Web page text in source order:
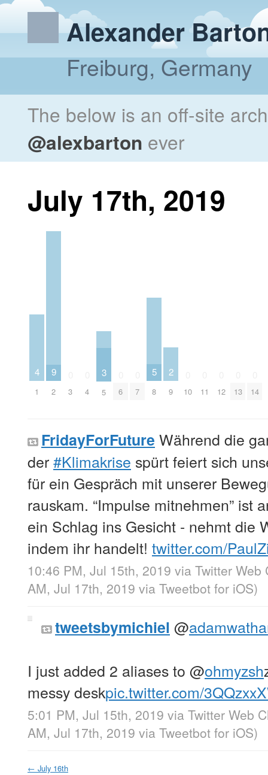
Alexander
Freiburg, Germany
The below is an off-site
@alexbarton ever
July 17th, 2019
4
1
9
2 3 4
3
5 6 7
5
8
2
9 10 11 12 13 14
FridayForFuture Während die
der#Klimakrise spürt feiert sich
für ein Gespräch mit unserer
rauskam. “Impulse mitnehmen” ist
ein Schlag ins Gesicht - nehmt die
indem ihr handelt! twitter.com/
10:46 PM, Jul 15th, 2019 via Twitter Web
AM, Jul 17th, 2019 via Tweetbot for iΟS)
tweetsbymichiel @
I just added 2 aliases to @ohmyzsh
messy deskpic.twitter.com/
5:01 PM, Jul 15th, 2019 via Twitter Web
AM, Jul 17th, 2019 via Tweetbot for iΟS)
← July 16th